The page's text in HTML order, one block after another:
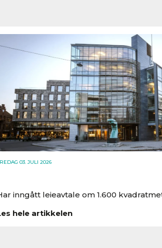
03. JULI 2026
inngått leieavtale om 1.600
hele artikkelen